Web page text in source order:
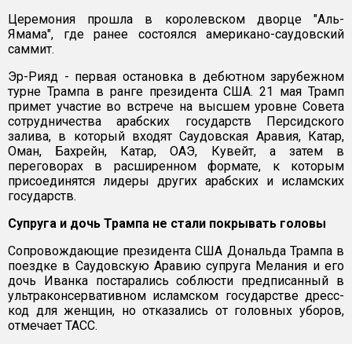
Церемония прошла в королевском дворце "Аль-
Ямама", где ранее состоялся американо-саудовский
саммит.
Эр-Рияд - первая остановка в дебютном зарубежном
турне Трампа в ранге президента США. 21 мая Трамп
примет участие во встрече на высшем уровне Совета
сотрудничества арабских государств Персидского
залива, в который входят Саудовская Аравия, Катар,
Оман, Бахрейн, Катар, ОАЭ, Кувейт, а затем в
переговорах в расширенном формате, к которым
присоединятся лидеры других арабских и исламских
государств.
Супруга и дочь Трампа не стали покрывать головы
Сопровождающие президента США Дональда Трампа в
поездке в Саудовскую Аравию супруга Мелания и его
дочь Иванка постарались соблюсти предписанный в
ультраконсервативном исламском государстве дресс-
код для женщин, но отказались от головных уборов,
отмечает ТАСС.